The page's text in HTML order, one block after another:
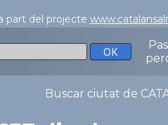
part del projecte
Buscar ciutat de